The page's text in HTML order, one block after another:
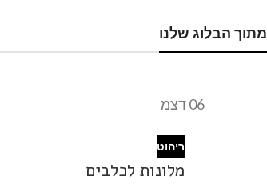
משחק
לילדים
מתוך הבלוג שלנו
06דצמ
ריהוט
מלונות לכלבים